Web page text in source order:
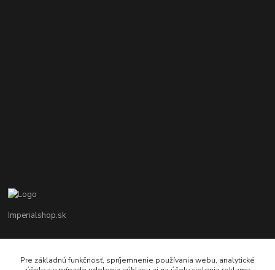
Imperialshop.sk
Pon-Pia 7 - 17 ; Sobota 8 - 12
Pre základnú funkčnosť, spríjemnenie používania webu, analytické